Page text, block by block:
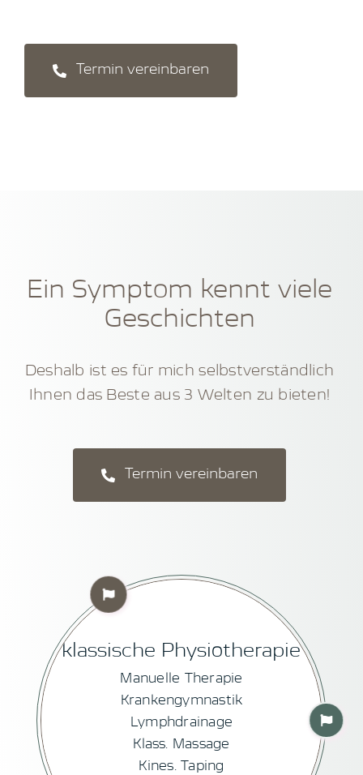
Termin vereinbaren
Ein Symptom kennt viele
Geschichten
Deshalb ist es für mich selbstverständlich
Ihnen das Beste aus 3 Welten zu bieten!
Termin vereinbaren
Heilmethoden der
Alternativmedizin
Viscerale und parietale Osteopathie
Cranio-Sacrale Therapie
Akupressur, Gua Sha, Schröpftherapie